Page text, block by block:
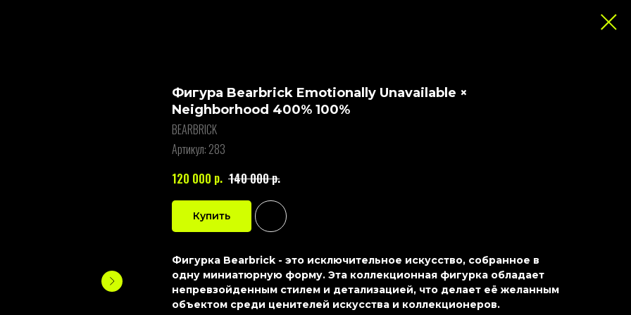
Фигура Bearbrick Emotionally Unavailable ×
Neighborhood 400% 100%
BEARBRICK
Артикул: 283
120 000 р. 140 000р.
Купить
Фигурка Bearbrick - это исключительное искусство, собранное в
одну миниатюрную форму. Эта коллекционная фигурка обладает
непревзойденным стилем и детализацией, что делает её желанным
объектом среди ценителей искусства и коллекционеров.